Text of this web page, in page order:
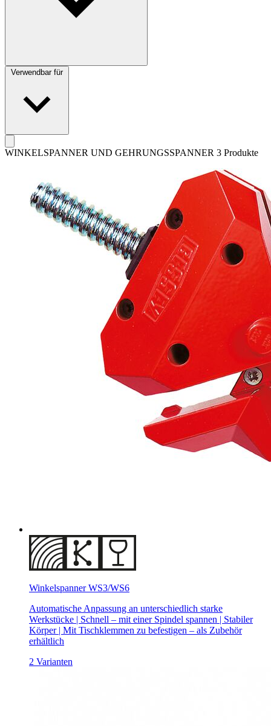
Verwendbar für
WINKELSPANNER UND GEHRUNGSSPANNER 3 Produkte
Winkelspanner WS3/WS6
Automatische Anpassung an unterschiedlich starke
Werkstücke | Schnell – mit einer Spindel spannen | Stabiler
Körper | Mit Tischklemmen zu befestigen – als Zubehör
erhältlich
2 Varianten